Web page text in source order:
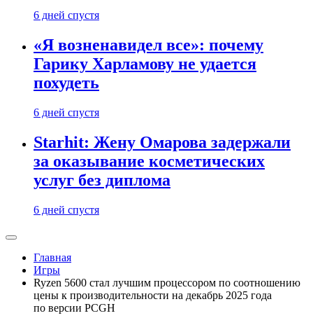
6 дней спустя
«Я возненавидел все»: почему
Гарику Харламову не удается
похудеть
6 дней спустя
Starhit: Жену Омарова задержали
за оказывание косметических
услуг без диплома
6 дней спустя
Главная
Игры
Ryzen 5600 стал лучшим процессором по соотношению
цены к производительности на декабрь 2025 года
по версии PCGH